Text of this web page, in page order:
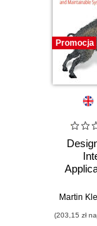
2.
Promocja
Martin
(203,15 zł